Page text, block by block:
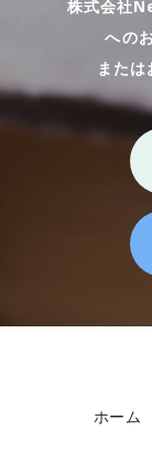
株式会社
への
また
ホーム